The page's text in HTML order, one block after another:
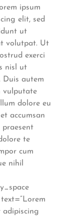
ipsum
elit, sed
ut
volutpat. Ut
exerci
nisl ut
Duis autem
vulputate
dolore eu
accumsan
te
cum
nihil
adipiscing